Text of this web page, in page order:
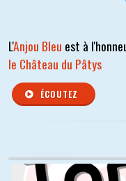
L'Anjou Bleu est à
le Château du Pâtys
ÉCOUTEZ